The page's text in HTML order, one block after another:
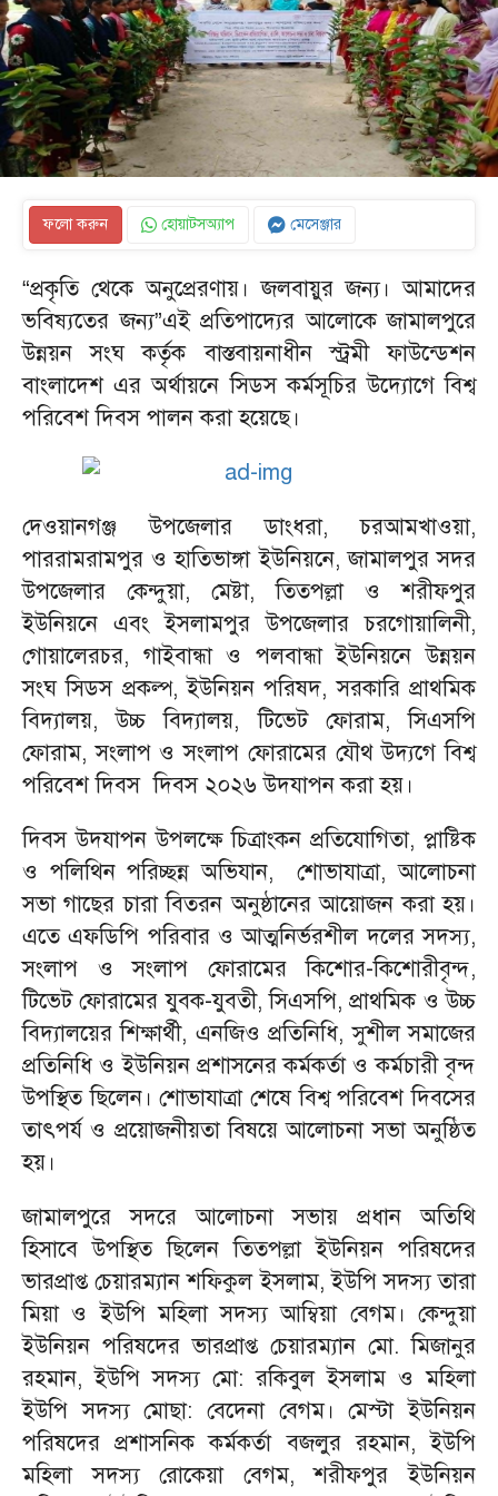
ফলো করুন হোয়াটসঅ্যাপ মেসেঞ্জার
“প্রকৃতি থেকে অনুপ্রেরণায়। জলবায়ুর জন্য। আমাদের
ভবিষ্যতের জন্য”এই প্রতিপাদ্যের আলোকে জামালপুরে
উন্নয়ন সংঘ কর্তৃক বাস্তবায়নাধীন স্ট্রমী ফাউন্ডেশন
বাংলাদেশ এর অর্থায়নে সিডস কর্মসূচির উদ্যোগে বিশ্ব
পরিবেশ দিবস পালন করা হয়েছে।
দেওয়ানগঞ্জ উপজেলার ডাংধরা, চরআমখাওয়া,
পাররামরামপুর ও হাতিভাঙ্গা ইউনিয়নে, জামালপুর সদর
উপজেলার কেন্দুয়া, মেষ্টা, তিতপল্লা ও শরীফপুর
ইউনিয়নে এবং ইসলামপুর উপজেলার চরগোয়ালিনী,
গোয়ালেরচর, গাইবান্ধা ও পলবান্ধা ইউনিয়নে উন্নয়ন
সংঘ সিডস প্রকল্প, ইউনিয়ন পরিষদ, সরকারি প্রাথমিক
বিদ্যালয়, উচ্চ বিদ্যালয়, টিভেট ফোরাম, সিএসপি
ফোরাম, সংলাপ ও সংলাপ ফোরামের যৌথ উদ্যগে বিশ্ব
পরিবেশ দিবস দিবস ২০২৬ উদযাপন করা হয়।
দিবস উদযাপন উপলক্ষে চিত্রাংকন প্রতিযোগিতা, প্লাষ্টিক
ও পলিথিন পরিচ্ছন্ন অভিযান, শোভাযাত্রা, আলোচনা
সভা গাছের চারা বিতরন অনুষ্ঠানের আয়োজন করা হয়।
এতে এফডিপি পরিবার ও আত্মনির্ভরশীল দলের সদস্য,
সংলাপ ও সংলাপ ফোরামের কিশোর-কিশোরীবৃন্দ,
টিভেট ফোরামের যুবক-যুবতী, সিএসপি, প্রাথমিক ও উচ্চ
বিদ্যালয়ের শিক্ষার্থী, এনজিও প্রতিনিধি, সুশীল সমাজের
প্রতিনিধি ও ইউনিয়ন প্রশাসনের কর্মকর্তা ও কর্মচারী বৃন্দ
উপস্থিত ছিলেন। শোভাযাত্রা শেষে বিশ্ব পরিবেশ দিবসের
তাৎপর্য ও প্রয়োজনীয়তা বিষয়ে আলোচনা সভা অনুষ্ঠিত
হয়।
জামালপুরে সদরে আলোচনা সভায় প্রধান অতিথি
হিসাবে উপস্থিত ছিলেন তিতপল্লা ইউনিয়ন পরিষদের
ভারপ্রাপ্ত চেয়ারম্যান শফিকুল ইসলাম, ইউপি সদস্য তারা
মিয়া ও ইউপি মহিলা সদস্য আম্বিয়া বেগম। কেন্দুয়া
ইউনিয়ন পরিষদের ভারপ্রাপ্ত চেয়ারম্যান মো. মিজানুর
রহমান, ইউপি সদস্য মো: রকিবুল ইসলাম ও মহিলা
ইউপি সদস্য মোছা: বেদেনা বেগম। মেস্টা ইউনিয়ন
পরিষদের প্রশাসনিক কর্মকর্তা বজলুর রহমান, ইউপি
মহিলা সদস্য রোকেয়া বেগম, শরীফপুর ইউনিয়ন